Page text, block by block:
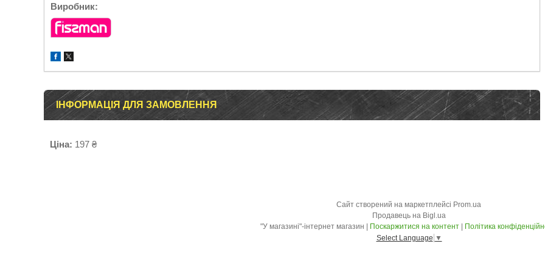
Виробник:
ІНФОРМАЦІЯ ДЛЯ ЗАМОВЛЕННЯ
Ціна: 197 ₴
Сайт створений на маркетплейсі Prom.ua
Продавець на Bigl.ua
Поскаржитися на контент
Політика
Select Language ▼